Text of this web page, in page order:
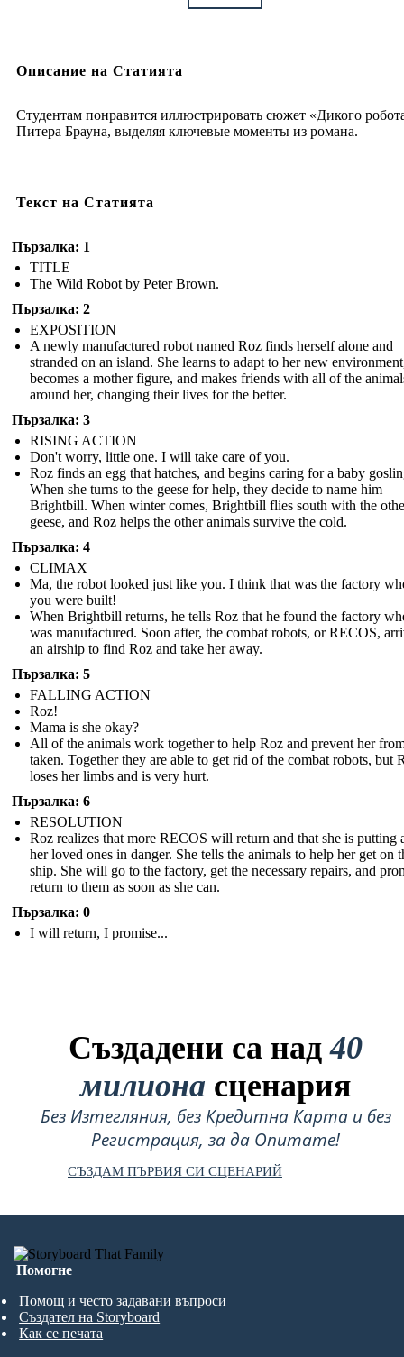
Описание на Статията
Студентам понравится иллюстрировать сюжет «Дикого
Питера Брауна, выделяя ключевые моменты из романа.
Текст на Статията
Пързалка: 1
TITLE
The Wild Robot by Peter Brown.
Пързалка: 2
EXPOSITION
A newly manufactured robot named Roz finds herself alone and
stranded on an island. She learns to adapt to her new
becomes a mother figure, and makes friends with all of the
around her, changing their lives for the better.
Пързалка: 3
RISING ACTION
Don't worry, little one. I will take care of you.
Roz finds an egg that hatches, and begins caring for a baby
When she turns to the geese for help, they decide to name him
Brightbill. When winter comes, Brightbill flies south with the
geese, and Roz helps the other animals survive the cold.
Пързалка: 4
CLIMAX
Ma, the robot looked just like you. I think that was the factory
you were built!
When Brightbill returns, he tells Roz that he found the factory
was manufactured. Soon after, the combat robots, or RECOS,
an airship to find Roz and take her away.
Пързалка: 5
FALLING ACTION
Roz!
Mama is she okay?
All of the animals work together to help Roz and prevent her
taken. Together they are able to get rid of the combat robots, but
loses her limbs and is very hurt.
Пързалка: 6
RESOLUTION
Roz realizes that more RECOS will return and that she is putting
her loved ones in danger. She tells the animals to help her get on
ship. She will go to the factory, get the necessary repairs, and
return to them as soon as she can.
Пързалка: 0
I will return, I promise...
Създадени са над40
милиона сценария
Без Изтегляния, без Кредитна Карта и без
Регистрация, за да Опитате!
СЪЗДАМ ПЪРВИЯ СИ СЦЕНАРИЙ
Помогне
Помощ и често задавани въпроси
Създател на Storyboard
Как се печата